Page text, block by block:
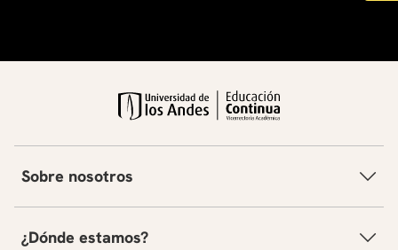
Sobre nosotros
¿Dónde estamos?